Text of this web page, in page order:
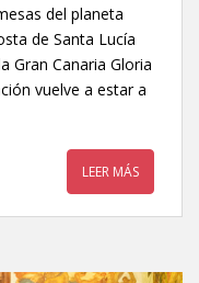
del planeta
de Santa Lucía
Gran Canaria Gloria
vuelve a estar a
LEER MÁS